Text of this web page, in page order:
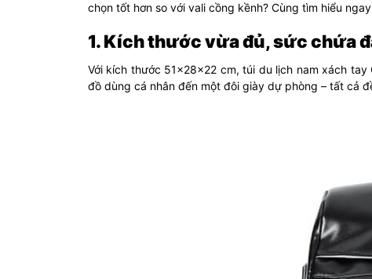
chọn tốt hơn so với vali cồng kềnh? Cùng tìm hiểu
1. Kích thước vừa đủ, sức chứa
Với kích thước 51x28x22 cm, túi du lịch nam xách
đồ dùng cá nhân đến một đôi giày dự phòng – tất cả